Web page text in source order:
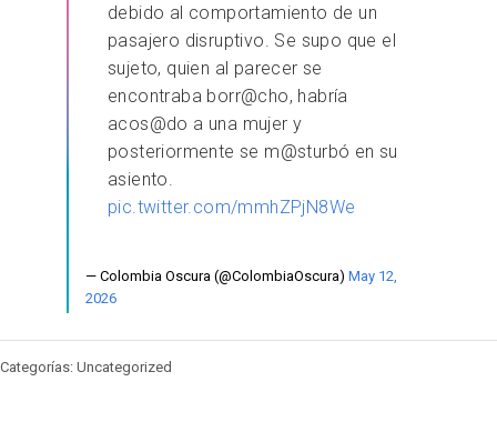
debido al comportamiento de un
pasajero disruptivo. Se supo que el
sujeto, quien al parecer se
encontraba borr@cho, habría
acos@do a una mujer y
posteriormente se m@sturbó en su
asiento.
pic.twitter.com/mmhZPjN8We
— Colombia Oscura (@ColombiaOscura) May 12,
2026
Categorías: Uncategorized